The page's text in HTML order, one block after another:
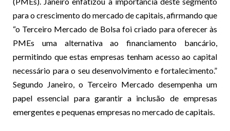
para o crescimento do mercado de capitais, afirmando que
“o Terceiro Mercado de Bolsa foi criado para oferecer às
PMEs uma alternativa ao financiamento bancário,
permitindo que estas empresas tenham acesso ao capital
necessário para o seu desenvolvimento e fortalecimento.”
Segundo Janeiro, o Terceiro Mercado desempenha um
papel essencial para garantir a inclusão de empresas
emergentes e pequenas empresas no mercado de capitais.